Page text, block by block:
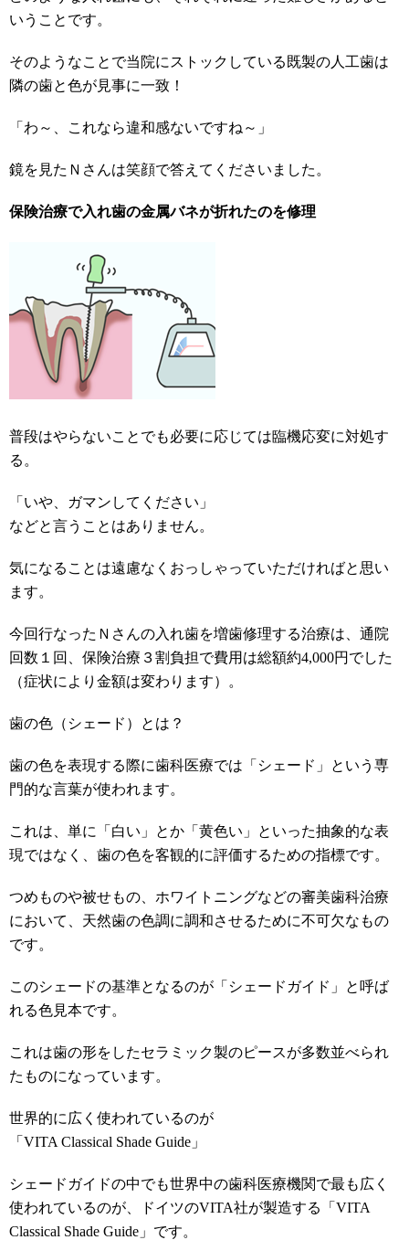
いうことです。
そのようなことで当院にストックしている既製の人工歯は
隣の歯と色が見事に一致！
「わ～、これなら違和感ないですね～」
鏡を見たＮさんは笑顔で答えてくださいました。
保険治療で入れ歯の金属バネが折れたのを修理
普段はやらないことでも必要に応じては臨機応変に対処す
る。
「いや、ガマンしてください」
などと言うことはありません。
気になることは遠慮なくおっしゃっていただければと思い
ます。
今回行なったＮさんの入れ歯を増歯修理する治療は、通院
回数１回、保険治療３割負担で費用は総額約4,000円でした
（症状により金額は変わります）。
歯の色（シェード）とは？
歯の色を表現する際に歯科医療では「シェード」という専
門的な言葉が使われます。
これは、単に「白い」とか「黄色い」といった抽象的な表
現ではなく、歯の色を客観的に評価するための指標です。
つめものや被せもの、ホワイトニングなどの審美歯科治療
において、天然歯の色調に調和させるために不可欠なもの
です。
このシェードの基準となるのが「シェードガイド」と呼ば
れる色見本です。
これは歯の形をしたセラミック製のピースが多数並べられ
たものになっています。
世界的に広く使われているのが
「VITA Classical Shade Guide」
シェードガイドの中でも世界中の歯科医療機関で最も広く
使われているのが、ドイツのVITA社が製造する「VITA
Classical Shade Guide」です。